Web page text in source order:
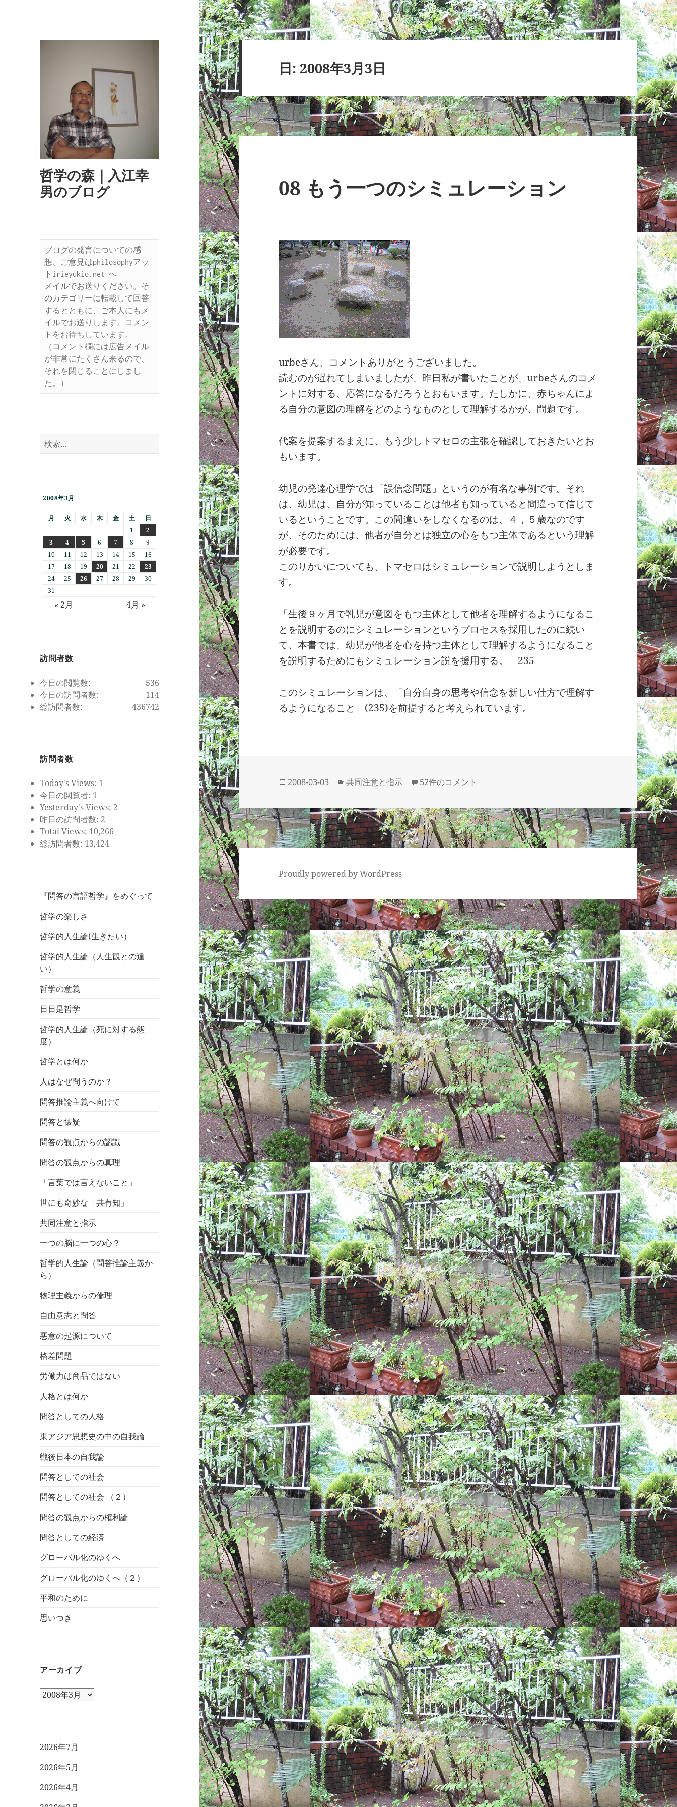
哲学の森｜入江幸
男のブログ
ブログの発言についての感
想、ご意見はphilosophyアッ
トirieyukio.net へ
メイルでお送りください。そ
のカテゴリーに転載して回答
するとともに、ご本人にもメ
イルでお送りします。コメン
トをお待ちしています。
（コメント欄には広告メイル
が非常にたくさん来るので、
それを閉じることにしまし
た。）
検
索:
2008年3月
月 火 水 木 金 土
日
1
2
3
4 5 6 7 8
9
10
11 12 13 14 15
16
17
18 19 20 21 22
23
24
25 26 27 28 29
30
31
« 2月 4月 »
訪問者数
536
今日の閲覧数:
114
今日の訪問者数:
436742
総訪問者数:
訪問者数
Today's Views: 1
今日の閲覧者: 1
Yesterday's Views:2
昨日の訪問者数:2
Total Views: 10,266
総訪問者数: 13,424
『問答の言語哲学』をめぐって
哲学の楽しさ
哲学的人生論(生きたい）
哲学的人生論（人生観との違
い）
哲学の意義
日日是哲学
哲学的人生論（死に対する態
度）
哲学とは何か
人はなぜ問うのか？
問答推論主義へ向けて
問答と懐疑
問答の観点からの認識
問答の観点からの真理
「言葉では言えないこと」
世にも奇妙な「共有知」
共同注意と指示
一つの脳に一つの心？
哲学的人生論（問答推論主義か
ら）
物理主義からの倫理
自由意志と問答
悪意の起源について
格差問題
労働力は商品ではない
人格とは何か
問答としての人格
東アジア思想史の中の自我論
戦後日本の自我論
問答としての社会
問答としての社会 （２）
問答の観点からの権利論
問答としての経済
グローバル化のゆくへ
グローバル化のゆくへ（２）
平和のために
思いつき
アーカイブ
ア
ブ
2026年7月
2026年5月
2026年4月
日: 2008年3月3日
08 もう一つのシミュレーション
urbeさん、コメントありがとうございました。
読むのが遅れてしまいましたが、昨日私が書いたことが、urbeさんのコメ
ントに対する、応答になるだろうとおもいます。たしかに、赤ちゃんによ
る自分の意図の理解をどのようなものとして理解するかが、問題です。
代案を提案するまえに、もう少しトマセロの主張を確認しておきたいとお
もいます。
幼児の発達心理学では「誤信念問題」というのが有名な事例です。それ
は、幼児は、自分が知っていることは他者も知っていると間違って信じて
いるということです。この間違いをしなくなるのは、４，５歳なのです
が、そのためには、他者が自分とは独立の心をもつ主体であるという理解
が必要です。
このりかいについても、トマセロはシミュレーションで説明しようとしま
す。
「生後９ヶ月で乳児が意図をもつ主体として他者を理解するようになるこ
とを説明するのにシミュレーションというプロセスを採用したのに続い
て、本書では、幼児が他者を心を持つ主体として理解するようになること
を説明するためにもシミュレーション説を援用する。」235
このシミュレーションは、「自分自身の思考や信念を新しい仕方で理解す
るようになること」(235)を前提すると考えられています。
投
日:
2008-03-03
カ
ゴ
リ
ー
共同注意と指示 08 もう一つのシミュレーション への
52件のコメント
Proudly powered by WordPress